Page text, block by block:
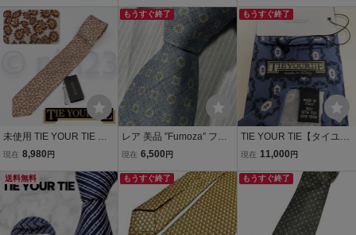
クネクタイ (メンズ) ブラ
ウン系 イタリア製 ★39M
MB0027★
ブルー
イユアタイ 別注 ネクタイ
シルク 小紋柄 総柄 パープ
ル ジャガード
未使用 TIE YOUR TIE ネ
クタイ スフォデラート タ
ci フランコミヌッチ Atto
Vannucci お探しの方も
現在 8,980 円
もうすぐ終了
レア 美品 ″Fumoza″ フモ
ーザ 小紋 ディエーチピエ
イ 402334
現在 6,500 円
もうすぐ終了
TIE YOUR TIE【タイユア
タイ】 ブルーネイビー花
foderato フランクスフォ
デラート 新品 未使用
現在 11,000 円
送料無料 もうすぐ終了 もうすぐ終了